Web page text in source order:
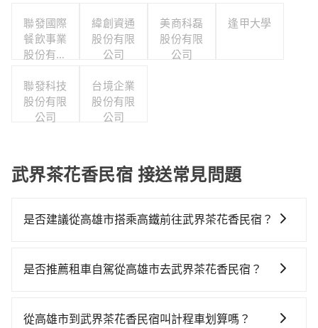
聯發國際
餐飲事業
股份有限
緯創資通
股份有限
公司
美商科磊
股份有限
公司
逢甲大學
聯發科技
股份有限
公司
台境企業
股份有限
公司
武界茶花香民宿 接送常見問題
是否建議從高雄市搭乘高鐵前往武界茶花香民宿？
時、較貴！從最早05:50一直到22:55，左營-台中一天最
閘口、並在月台上等待列車的到來，大概又過了20分
是否推薦租車自駕從高雄市去武界茶花香民宿？
時不需要閉目養神（因為要自己開車），最重要的是你
從高雄市到武界茶花香民宿叫計程車划算嗎？